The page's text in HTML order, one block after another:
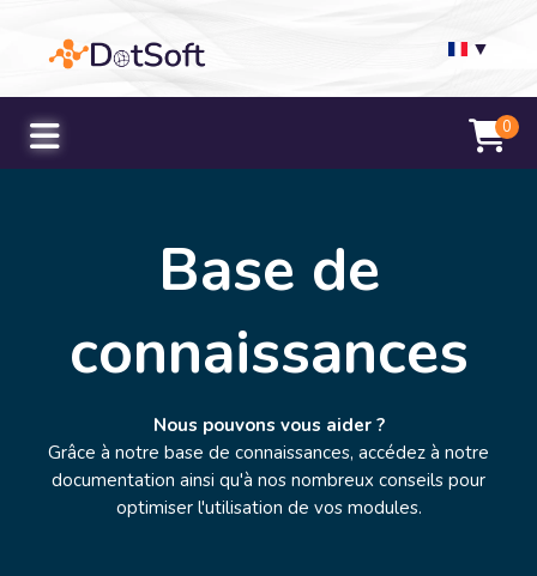
▼
0
Base de
connaissances
Nous pouvons vous aider ?
Grâce à notre base de connaissances, accédez à notre
documentation ainsi qu'à nos nombreux conseils pour
optimiser l'utilisation de vos modules.